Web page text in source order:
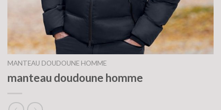
MANTEAU DOUDOUNE HOMME
manteau doudoune homme